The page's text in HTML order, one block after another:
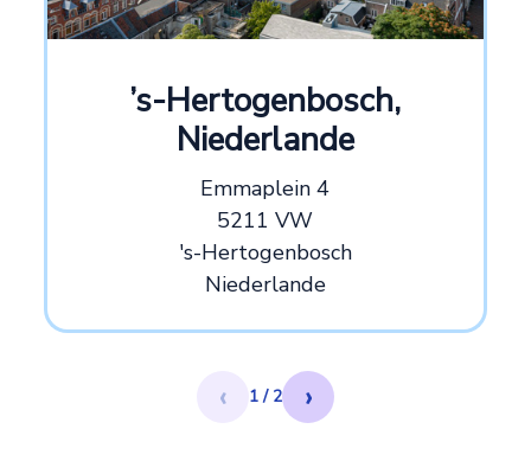
’s-Hertogenbosch,
Niederlande
Emmaplein 4
5211 VW
's-Hertogenbosch
Niederlande
‹ 1 / 2 ›